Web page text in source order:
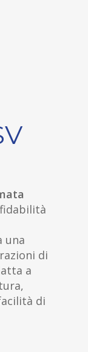
una
di
a
di